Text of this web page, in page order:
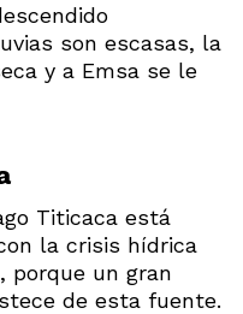
son escasas, la
y a Emsa se le
Titicaca está
la crisis hídrica
porque un gran
de esta fuente.